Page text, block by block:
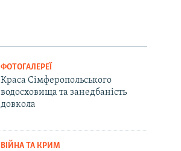
ФОТОГАЛЕРЕЇ
Краса Сімферопольського
водосховища та занедбаність
довкола
ВІЙНА ТА КРИМ